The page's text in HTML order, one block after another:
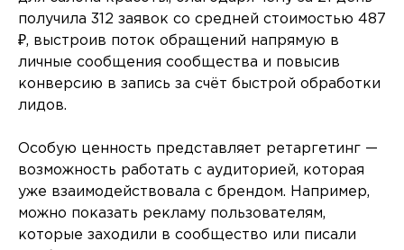
получила 312 заявок со средней стоимостью 487
₽, выстроив поток обращений напрямую в
личные сообщения сообщества и повысив
конверсию в запись за счёт быстрой обработки
лидов.
Особую ценность представляет ретаргетинг —
возможность работать с аудиторией, которая
уже взаимодействовала с брендом. Например,
можно показать рекламу пользователям,
которые заходили в сообщество или писали